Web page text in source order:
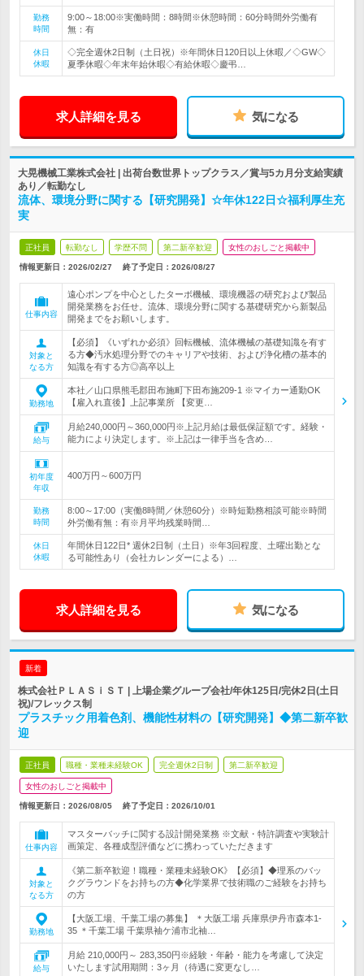
勤務
時間
9:00～18:00※実働時間：8時間※休憩時間：60分時間外労働有
無：有
休日
休暇
◇完全週休2日制（土日祝）※年間休日120日以上休暇／◇GW◇
夏季休暇◇年末年始休暇◇有給休暇◇慶弔…
求人詳細を見る 気になる
大晃機械工業株式会社 | 出荷台数世界トップクラス／賞与5カ月分支給実績
あり／転勤なし
流体、環境分野に関する【研究開発】☆年休122日☆福利厚生充
実
正社員 転勤なし 学歴不問 第二新卒歓迎 女性のおしごと掲載中
情報更新日：2026/02/27 終了予定日： 2026/08/27
仕事内容
遠心ポンプを中心としたターボ機械、環境機器の研究および製品
開発業務をお任せ。流体、環境分野に関する基礎研究から新製品
開発までをお願いします。
対象と
なる方
【必須】《いずれか必須》回転機械、流体機械の基礎知識を有す
る方◆汚水処理分野でのキャリアや技術、および浄化槽の基本的
知識を有する方◎高卒以上
勤務地
本社／山口県熊毛郡田布施町下田布施209-1 ※マイカー通勤OK
【雇入れ直後】上記事業所 【変更…
給与
月給240,000円～360,000円※上記月給は最低保証額です。経験・
能力により決定します。※上記は一律手当を含め…
初年度
年収
400万円～600万円
勤務
時間
8:00～17:00（実働8時間／休憩60分）※時短勤務相談可能※時間
外労働有無：有※月平均残業時間…
休日
休暇
年間休日122日* 週休2日制（土日）※年3回程度、土曜出勤とな
る可能性あり（会社カレンダーによる）…
求人詳細を見る 気になる
新着
株式会社ＰＬＡＳｉＳＴ | 上場企業グループ会社/年休125日/完休2日(土日
祝)/フレックス制
プラスチック用着色剤、機能性材料の【研究開発】◆第二新卒歓
迎
正社員 職種・業種未経験OK 完全週休2日制 第二新卒歓迎
女性のおしごと掲載中
情報更新日：2026/08/05 終了予定日： 2026/10/01
仕事内容
マスターバッチに関する設計開発業務 ※文献・特許調査や実験計
画策定、各種成型評価などに携わっていただきます
対象と
なる方
《第二新卒歓迎！職種・業種未経験OK》【必須】◆理系のバッ
クグラウンドをお持ちの方◆化学業界で技術職のご経験をお持ち
の方
勤務地
【大阪工場、千葉工場の募集】 ＊大阪工場 兵庫県伊丹市森本1-
35 ＊千葉工場 千葉県袖ケ浦市北袖…
給与
月給 210,000円～ 283,350円※経験・年齢・能力を考慮して決定
いたします試用期間：3ヶ月（待遇に変更なし…